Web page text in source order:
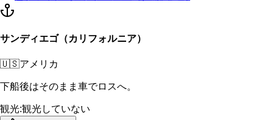
サンディエゴ（カリフォルニア）
🇺🇸アメリカ
下船後はそのまま車でロスへ。
観光:観光していない